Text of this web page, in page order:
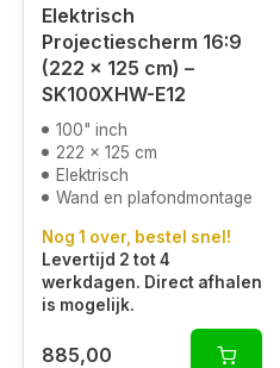
Elektrisch
Projectiescherm 16:9
(222 x 125 cm) –
SK100XHW-E12
100" inch
222 x 125 cm
Elektrisch
Wand en plafondmontage
Nog 1 over, bestel snel!
Levertijd 2 tot 4
werkdagen. Direct afhalen
is mogelijk.
885,00